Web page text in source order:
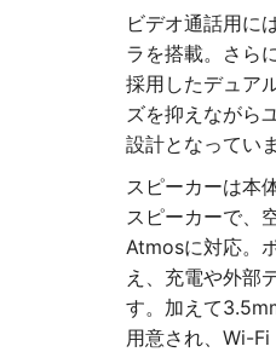
ビデオ通話用に
ラを搭載。さら
採用したデュア
ズを抑えながら
設計となっていま
スピーカーは本
スピーカーで、
Atmosに対応。
え、充電や外部
す。加えて
用意され、Wi-